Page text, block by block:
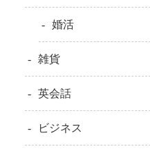
婚活
雑貨
英会話
ビジネス